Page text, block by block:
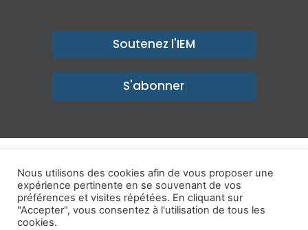
Soutenez l'IEM
S'abonner
un avenir prospère
Mentions légales-Politique de confidentialité-Contact
Nous utilisons des cookies afin de vous proposer une
expérience pertinente en se souvenant de vos
préférences et visites répétées. En cliquant sur
"Accepter", vous consentez à l'utilisation de tous les
cookies.